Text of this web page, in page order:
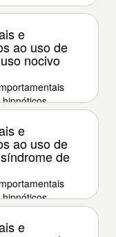
e
ao uso de
nocivo
e
ao uso de
de
e